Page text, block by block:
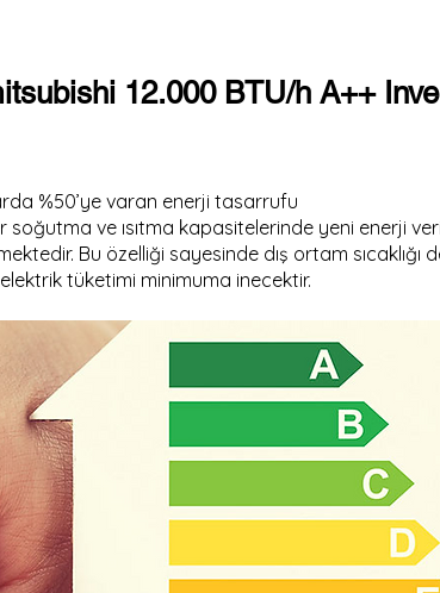
12.000 BTU/h A++
%50’ye varan enerji tasarrufu
soğutma ve ısıtma kapasitelerinde yeni enerji
Bu özelliği sayesinde dış ortam
tüketimi minimuma inecektir.